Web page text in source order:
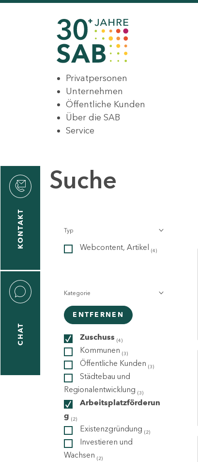
Privatpersonen
Unternehmen
Öffentliche Kunden
Über die SAB
Service
KONTAKT
CHAT
Suche
Typ
Webcontent, Artikel (4)
Kategorie
ENTFERNEN
Zuschuss (4)
Kommunen (3)
Öffentliche Kunden (3)
Städtebau und
Regionalentwicklung (3)
Arbeitsplatzförderun
g (2)
Existenzgründung (2)
Investieren und
Wachsen (2)